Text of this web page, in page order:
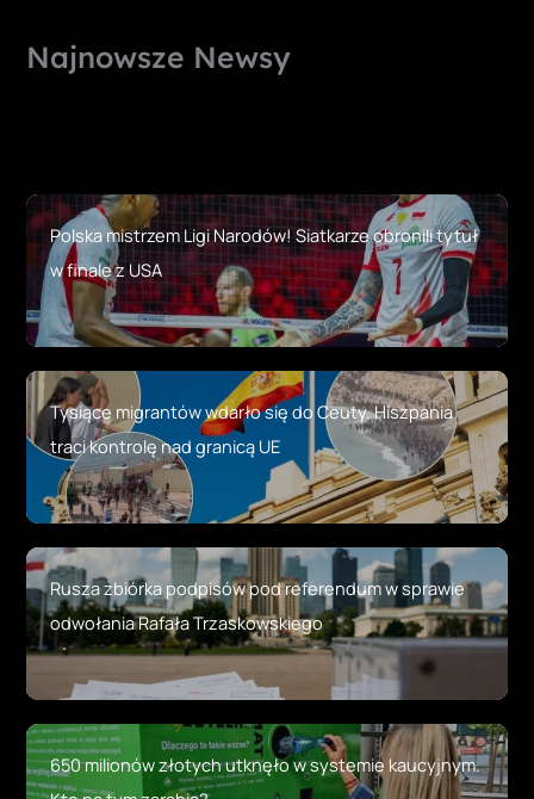
Najnowsze Newsy
Polska mistrzem Ligi Narodów! Siatkarze obronili tytuł
w finale z USA
Tysiące migrantów wdarło się do Ceuty. Hiszpania
traci kontrolę nad granicą UE
Rusza zbiórka podpisów pod referendum w sprawie
odwołania Rafała Trzaskowskiego
650 milionów złotych utknęło w systemie kaucyjnym.